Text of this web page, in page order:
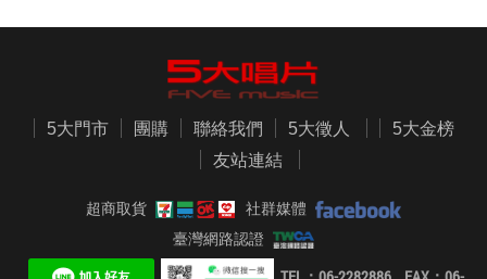
5大門市 團購 聯絡我們 5大徵人
5大金榜
友站連結
超商取貨
社群媒體
臺灣網路認證